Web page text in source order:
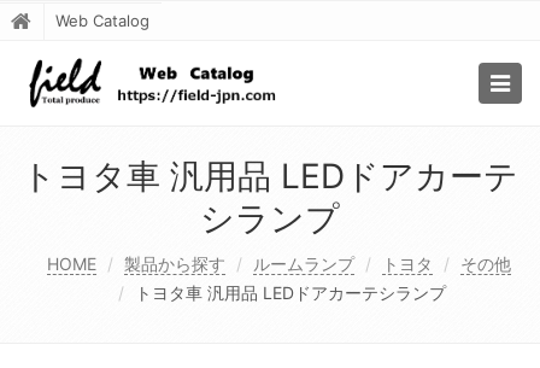
Web Catalog
トヨタ車 汎用品 LEDドアカーテ
シランプ
HOME 製品から探す ルームランプ トヨタ
その他
トヨタ車 汎用品 LEDドアカーテシランプ